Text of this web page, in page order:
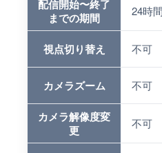
配信開始〜終了
までの期間
24時
視点切り替え 不可
カメラズーム 不可
カメラ解像度変
更
不可